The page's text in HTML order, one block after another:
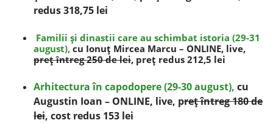
redus 318,75 lei
Familii şi dinastii care au schimbat istoria (29-31
august), cu Ionuţ Mircea Marcu – ONLINE, live,
preţ întreg 250 de lei, preţ redus 212,5 lei
Arhitectura în capodopere (29-30 august), cu
Augustin Ioan – ONLINE, live, preţ întreg 180 de
lei, cost redus 153 lei